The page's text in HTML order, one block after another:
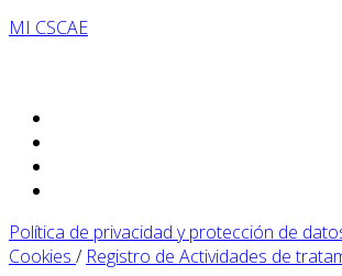
MI CSCAE
Política de privacidad y protección de
Cookies / Registro de Actividades de